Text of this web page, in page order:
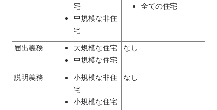
宅
中規模な非住
宅
全ての住宅
届出義務
大規模な住宅
中規模な住宅
なし
説明義務
小規模な非住
宅
小規模な住宅
なし